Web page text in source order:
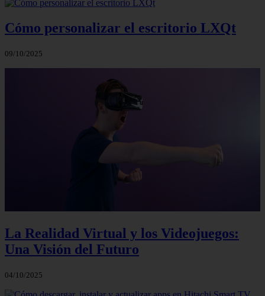
Cómo personalizar el escritorio LXQt
09/10/2025
La Realidad Virtual y los Videojuegos:
Una Visión del Futuro
04/10/2025